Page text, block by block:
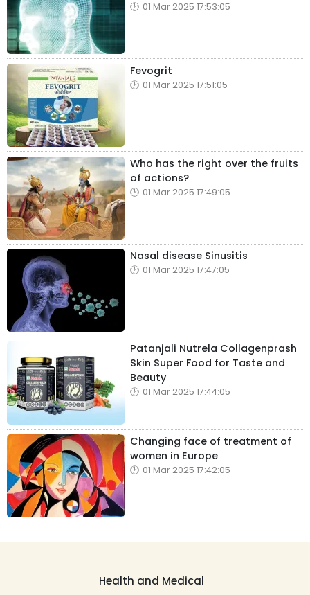
01 Mar 2025 17:53:05
Fevogrit
01 Mar 2025 17:51:05
Who has the right over the fruits
of actions?
01 Mar 2025 17:49:05
Nasal disease Sinusitis
01 Mar 2025 17:47:05
Patanjali Nutrela Collagenprash
Skin Super Food for Taste and
Beauty
01 Mar 2025 17:44:05
Changing face of treatment of
women in Europe
01 Mar 2025 17:42:05
Health and Medical